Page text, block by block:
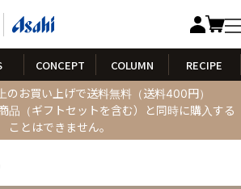
CONCEPT COLUMN RECIPE
お買い上げで送料無料（送料400円）
品（ギフトセットを含む）と同時に購入する
ことはできません。